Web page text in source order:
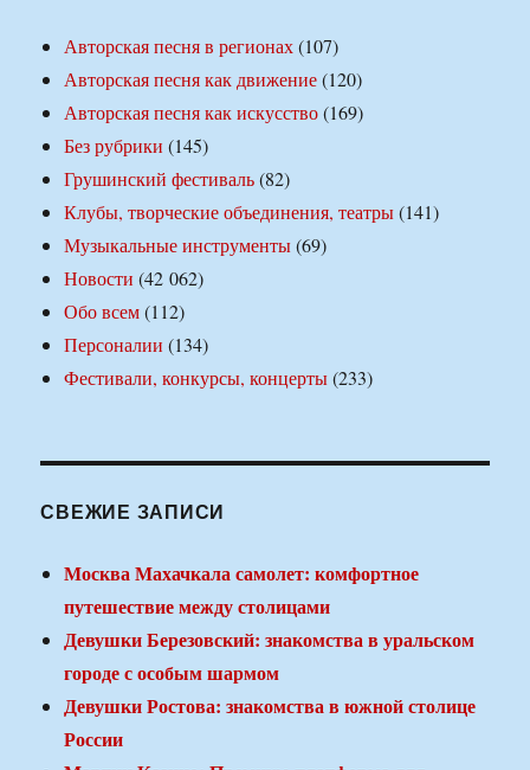
Авторская песня в регионах(107)
Авторская песня как движение(120)
Авторская песня как искусство(169)
Без рубрики (145)
Грушинский фестиваль(82)
Клубы, творческие объединения, театры(141)
Музыкальные инструменты(69)
Новости (42 062)
Обо всем(112)
Персоналии (134)
Фестивали, конкурсы, концерты(233)
СВЕЖИЕ ЗАПИСИ
Москва Махачкала самолет: комфортное
путешествие между столицами
Девушки Березовский: знакомства в уральском
городе с особым шармом
Девушки Ростова: знакомства в южной столице
России